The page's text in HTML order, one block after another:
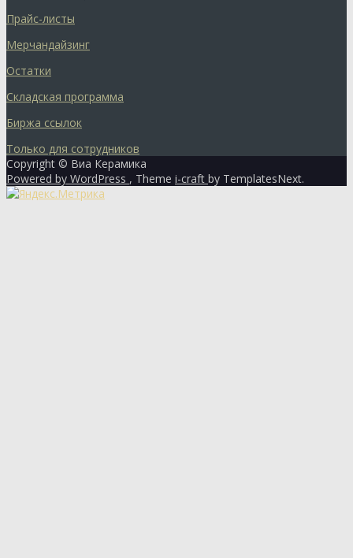
Прайс-листы
Мерчандайзинг
Остатки
Складская программа
Биржа ссылок
Только для сотрудников
Copyright © Виа Керамика
Powered by WordPress , Theme i-craft by TemplatesNext.